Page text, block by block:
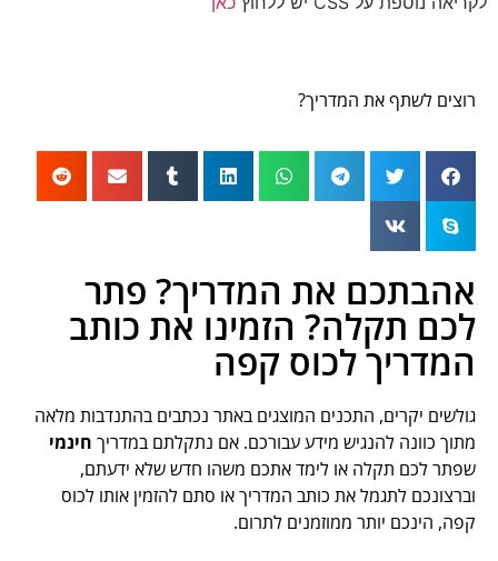
לשתף את המדריך?
את המדריך? פתר
תקלה? הזמינו את כותב
לכוס קפה
יקרים, התכנים המוצגים באתר נכתבים בהתנדבות מלאה
כוונה להנגיש מידע עבורכם. אם נתקלתם במדריךחינמי
לכם תקלה או לימד אתכם משהו חדש שלא ידעתם,
לתגמל את כותב המדריך או סתם להזמין אותו לכוס
הינכם יותר ממוזמנים לתרום.